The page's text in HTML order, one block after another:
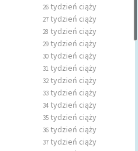
26 tydzień ciąży
27 tydzień ciąży
28 tydzień ciąży
29 tydzień ciąży
30 tydzień ciąży
31 tydzień ciąży
32tydzień ciąży
33 tydzień ciąży
34 tydzień ciąży
35 tydzień ciąży
36 tydzień ciąży
37 tydzień ciąży